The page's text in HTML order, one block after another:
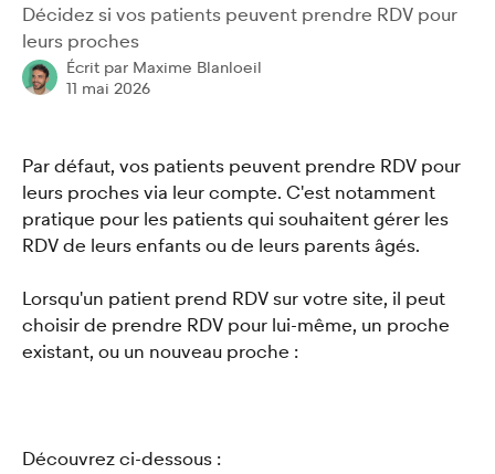
Décidez si vos patients peuvent prendre RDV pour
leurs proches
Écrit par Maxime Blanloeil
11 mai 2026
Par défaut, vos patients peuvent prendre RDV pour
leurs proches via leur compte. C'est notamment
pratique pour les patients qui souhaitent gérer les
RDV de leurs enfants ou de leurs parents âgés.
Lorsqu'un patient prend RDV sur votre site, il peut
choisir de prendre RDV pour lui-même, un proche
existant, ou un nouveau proche :
Découvrez ci-dessous :